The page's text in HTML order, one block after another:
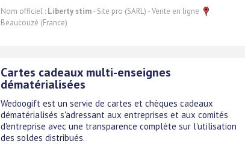
Nom officiel : Liberty stim- Site pro (SARL) - Vente en ligne
Beaucouzé (France)
Cartes cadeaux multi-enseignes
dématérialisées
Wedoogift est un servie de cartes et chèques cadeaux
dématérialisés s'adressant aux entreprises et aux comités
d'entreprise avec une transparence complète sur l'utilisation
des soldes distribués.